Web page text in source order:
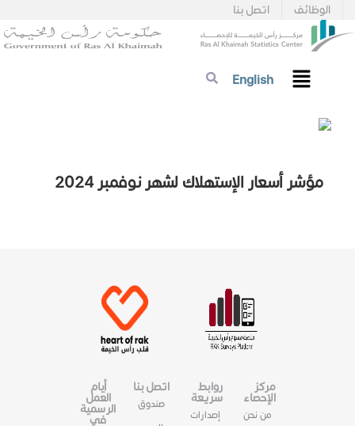
اتصل بنا الوظائف
English
مؤشر أسعار الإستهلاك لشهر نوفمبر 2024
مركز
الإحصاء
من نحن
روابط
سريعة
إصدارات
اتصل بنا
صندوق
أيام
العمل
الرسمية
في